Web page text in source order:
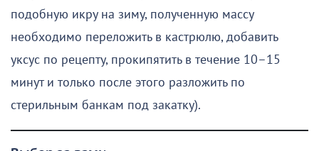
подобную икру на зиму, полученную массу
необходимо переложить в кастрюлю, добавить
уксус по рецепту, прокипятить в течение 10–15
минут и только после этого разложить по
стерильным банкам под закатку).